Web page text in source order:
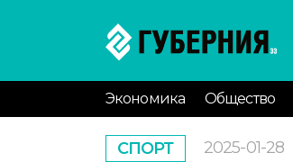
Экономика Общество
СПОРТ 2025-01-28